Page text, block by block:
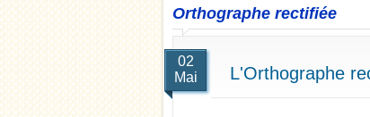
Orthographe rectifiée
02
Mai
L'Orthographe